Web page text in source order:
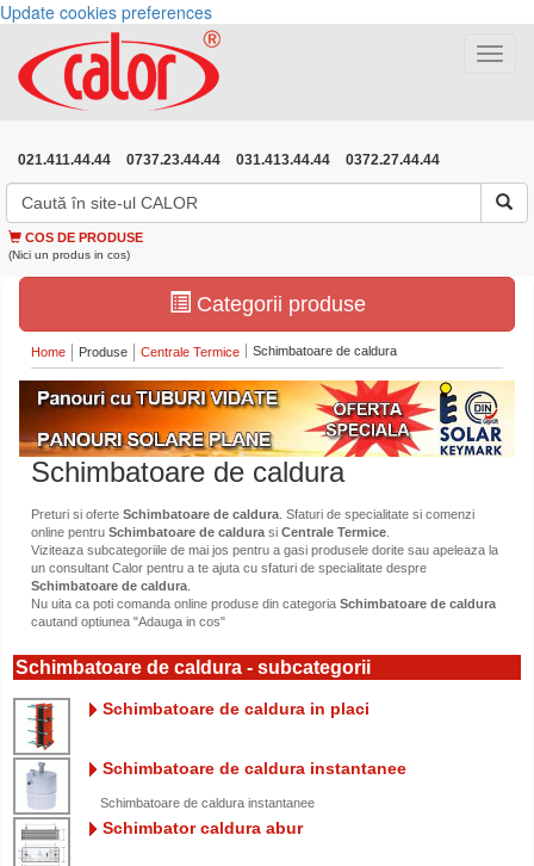
Update cookies preferences
Toggle
021.411.44.44 0737.23.44.44 031.413.44.44 0372.27.44.44
COS DE PRODUSE
(Nici un produs in cos)
Categorii produse
Home Produse Centrale Termice Schimbatoare de caldura
Schimbatoare de caldura
Preturi si oferte Schimbatoare de caldura . Sfaturi de specialitate si comenzi
online pentru Schimbatoare de caldura si Centrale Termice
Viziteaza subcategoriile de mai jos pentru a gasi produsele dorite sau apeleaza la
un consultant Calor pentru a te ajuta cu sfaturi de specialitate despre
Schimbatoare de caldura
Nu uita ca poti comanda online produse din categoria Schimbatoare de caldura
cautand optiunea "Adauga in cos"
Schimbatoare de caldura - subcategorii
Schimbatoare de caldura in placi
Schimbatoare de caldura instantanee
Schimbatoare de caldura instantanee
Schimbator caldura abur